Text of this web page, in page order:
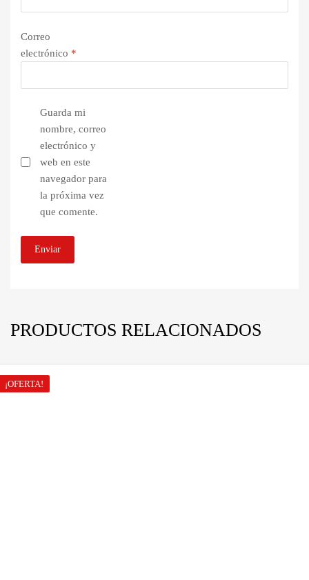
Correo
electrónico *
Guarda mi
nombre, correo
electrónico y
web en este
navegador para
la próxima vez
que comente.
PRODUCTOS RELACIONADOS
¡OFERTA!